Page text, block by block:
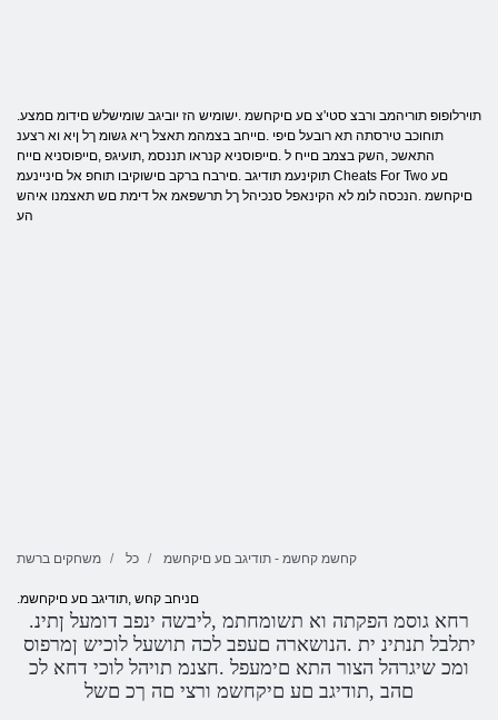
.תוירלופופ תוריהמב ורבצ סטי'צ םע םיקחשמ .ישומיש הז יוביגב שומישלש םידומ םמצע
תוחוכב טירסתה תא רובעל םיפי .םייחב בצמהמ תאצל ךיא גשומ ךל ןיא וא רצענ
התאשכ ,השק בצמב םייח ל .םייפוסניא קנראו תננסמ ,תועיגפ ,םייפוסניא םייח
תוקינעמ תודיגב .םירבח ברקב םישוקיבו תוחפ אל םיניינעמ Cheats For Two םע
םיקחשמ .הנכסה לומ לא הקינאפל סנכיהל ךל תרשפאמ אל דימת םש תאצמנו איהש
הע
משחקים ברשת כל קחשמ קחשמ - תודיגב םע םיקחשמ
.םניחב קחש ,תודיגב םע םיקחשמ
.רחא גוסמ הפקתה וא תשומחתמ ,ליבשה ינפב דומעל ןתינ
יתלבל תנתינ ית .הנושארה םעפב לכה תושעל לוכיש ןמרפוס
ומכ שיגרהל הצור התא םימעפל .חצנמ תויהל לוכי דחא לכ
םהב ,תודיגב םע םיקחשמ ורצי םה ךכ םשל